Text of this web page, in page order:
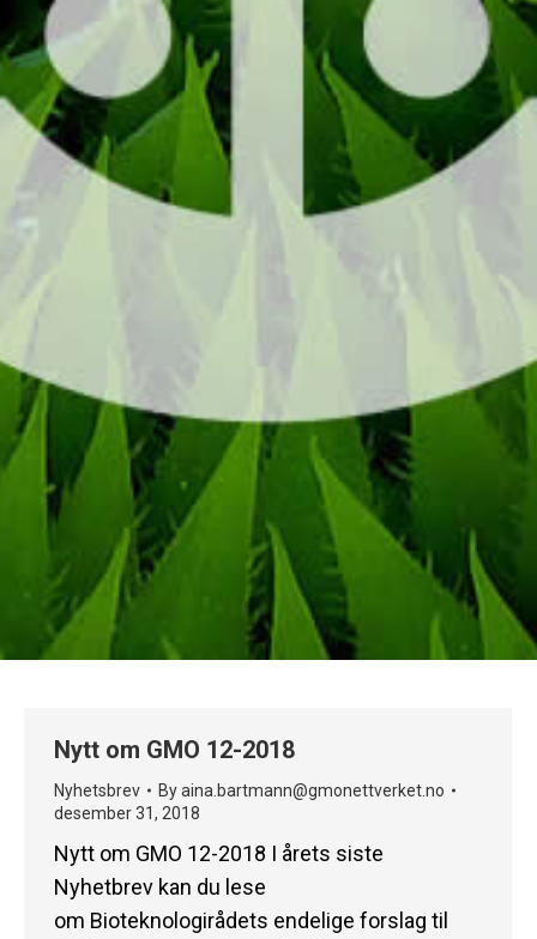
Nytt om GMO 12-2018
Nyhetsbrev Byaina.bartmann@gmonettverket.no
desember 31, 2018
Nytt om GMO 12-2018 I årets siste
Nyhetbrev kan du lese
om Bioteknologirådets endelige forslag til